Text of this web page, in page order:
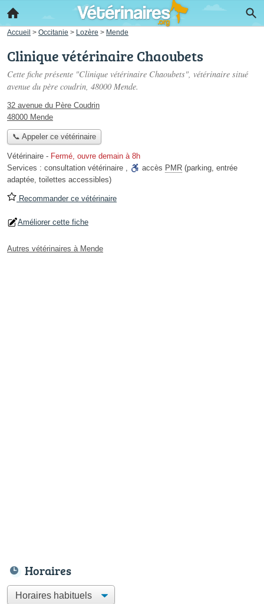
Accueil > Occitanie > Lozère > Mende
Clinique vétérinaire Chaoubets
Cette fiche présente "Clinique vétérinaire Chaoubets", vétérinaire situé
avenue du père coudrin, 48000 Mende.
32 avenue du Père Coudrin
48000 Mende
📞 Appeler ce vétérinaire
Vétérinaire - Fermé, ouvre demain à 8h
Services : consultation vétérinaire , accès PMR (parking, entrée
adaptée, toilettes accessibles)
Recommander ce vétérinaire
Améliorer cette fiche
Autres vétérinaires à Mende
Horaires